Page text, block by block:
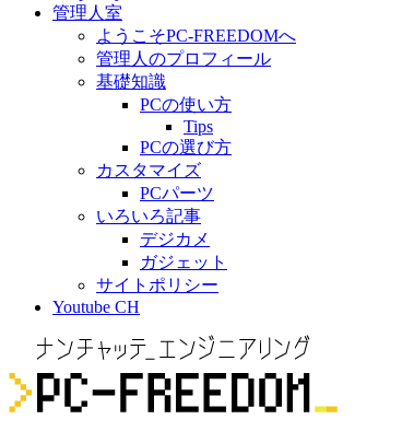
管理人室
ようこそPC-FREEDOMへ
管理人のプロフィール
基礎知識
PCの使い方
Tips
PCの選び方
カスタマイズ
PCパーツ
いろいろ記事
デジカメ
ガジェット
サイトポリシー
Youtube CH